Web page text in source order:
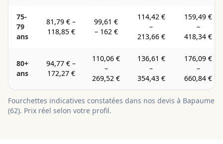
75-
79
ans
81,79 € –
118,85 €
99,61 €
– 162 €
114,42 €
–
213,66 €
159,49 €
–
418,34 €
80+
ans
94,77 € –
172,27 €
110,06 €
–
269,52 €
136,61 €
–
354,43 €
176,09 €
–
660,84 €
Fourchettes indicatives constatées dans nos devis à Bapaume
(62). Prix réel selon votre profil.